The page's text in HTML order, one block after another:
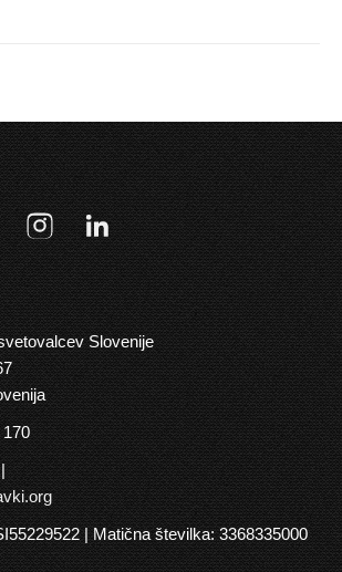
Slovenije
170
| Matična številka: 3368335000